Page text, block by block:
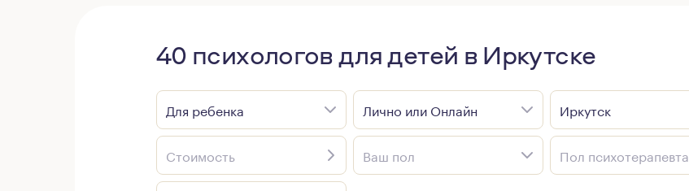
40 психологов для детей в Иркутске
Для ребенка Лично или Онлайн Иркутск
Стоимость Ваш пол Пол психотерапевта